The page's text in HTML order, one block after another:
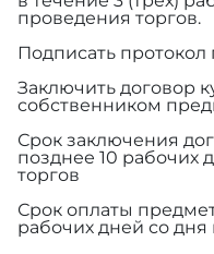
проведения торгов.
Подписать протокол
Заключить договор
собственником
Срок заключения
позднее 10 рабочих
торгов
Срок оплаты
рабочих дней со